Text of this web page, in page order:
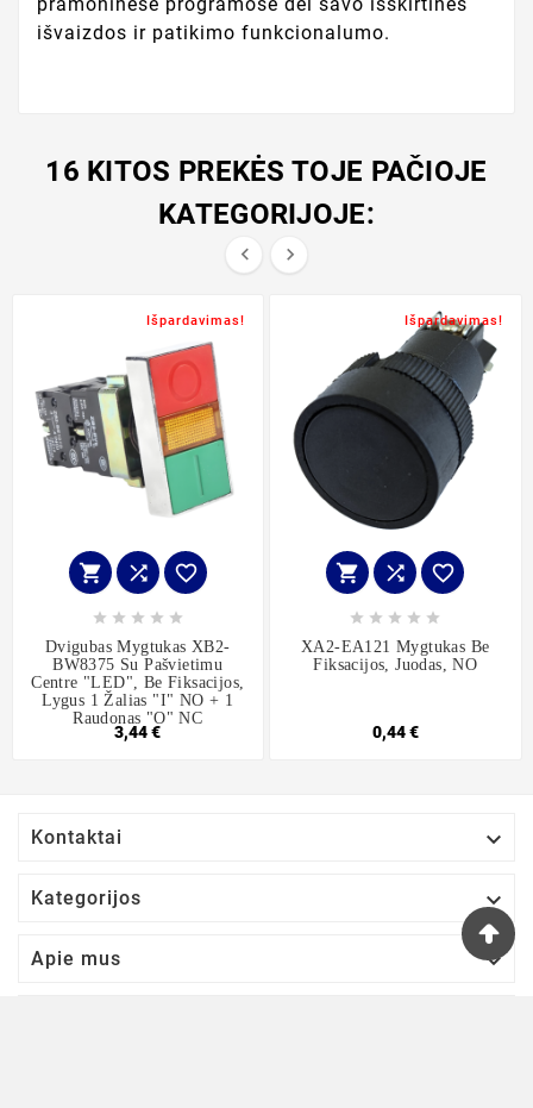
išvaizdos ir patikimo funkcionalumo.
16 KITOS PREKĖS TOJE PAČIOJE
KATEGORIJOJE:
 
Išpardavimas!
  
    
Dvigubas Mygtukas XB2-
BW8375 Su Pašvietimu
Centre "LED", Be Fiksacijos,
Lygus 1 Žalias "I" NO + 1
Raudonas "O" NC
3,44 €
Išpardavimas!
  
    
XA2-EA121 Mygtukas Be
Fiksacijos, Juodas, NO
0,44 €
Kontaktai 
Kategorijos 
Apie mus 